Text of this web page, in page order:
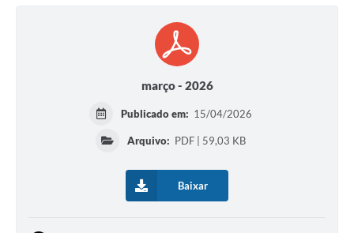
março - 2026
Publicado em: 15/04/2026
Arquivo: PDF | 59,03 KB
Baixar